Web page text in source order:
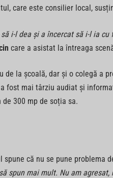
care este consilier local,
i-l dea și a încercat să i-l ia
care a asistat la întreaga
de la școală, dar și o colegă a
fost mai târziu audiat și
300 mp de soția sa.
că nu se pune problema
spun mai mult. Nu am